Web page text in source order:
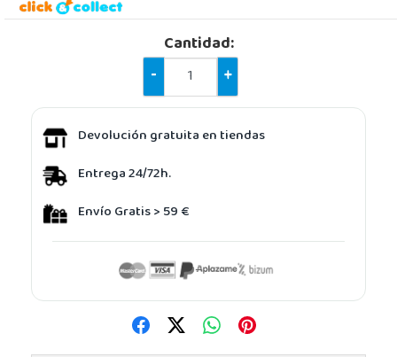
Cantidad:
-
+
Devolución gratuita en tiendas
Entrega 24/72h.
Envío Gratis > 59 €